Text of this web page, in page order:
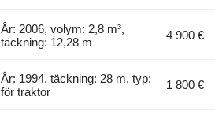
År: 2006, volym: 2,8 m³,
täckning: 12,28 m
4 900 €
År: 1994, täckning: 28 m, typ:
för traktor
1 800 €